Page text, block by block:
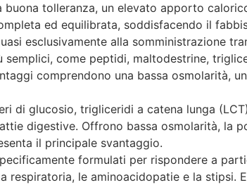
tolleranza, un elevato apporto
ed equilibrata, soddisfacendo il
esclusivamente alla somministrazione
come peptidi, maltodestrine,
comprendono una bassa osmolarità,
di glucosio, trigliceridi a catena lunga
digestive. Offrono bassa osmolarità, la
il principale svantaggio.
formulati per rispondere a
respiratoria, le aminoacidopatie e la stipsi.